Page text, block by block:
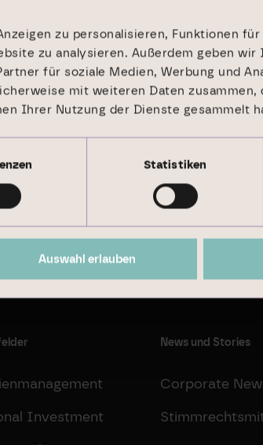
zu personalisieren, Funktionen
zu analysieren. Außerdem geben
für soziale Medien, Werbung und
mit weiteren Daten zusammen,
Ihrer Nutzung der Dienste gesammelt
Statistiken
Auswahl erlauben
2024
Investment
News und Stories
Corporate